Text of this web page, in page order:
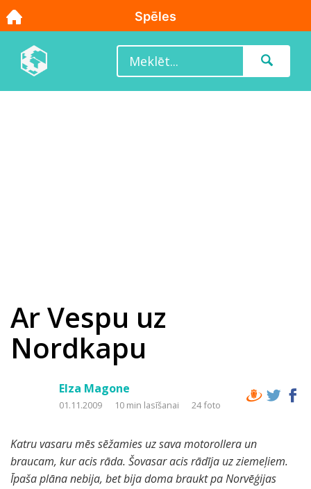
Ar Vespu uz
Nordkapu
Elza Magone
01.11.2009 10 min lasīšanai 24 foto
Katru vasaru mēs sēžamies uz sava motorollera un
braucam, kur acis rāda. Šovasar acis rādīja uz ziemeļiem.
Īpaša plāna nebija, bet bija doma braukt pa Norvēģijas